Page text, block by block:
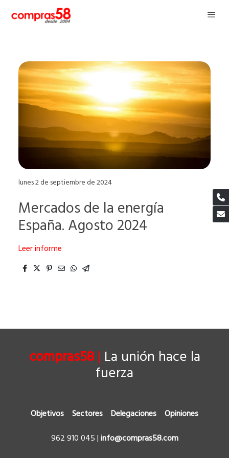
lunes 2 de septiembre de 2024
Mercados de la energía
España. Agosto 2024
Leer informe
compras58| La unión hace la
fuerza
Objetivos Sectores Delegaciones
Opiniones
962 910 045|info@compras58.com